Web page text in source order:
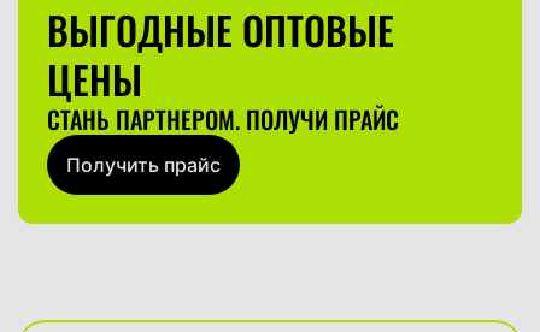
ВЫГОДНЫЕ ОПТОВЫЕ
ЦЕНЫ
СТАНЬ ПАРТНЕРОМ. ПОЛУЧИ ПРАЙС
Получить прайс